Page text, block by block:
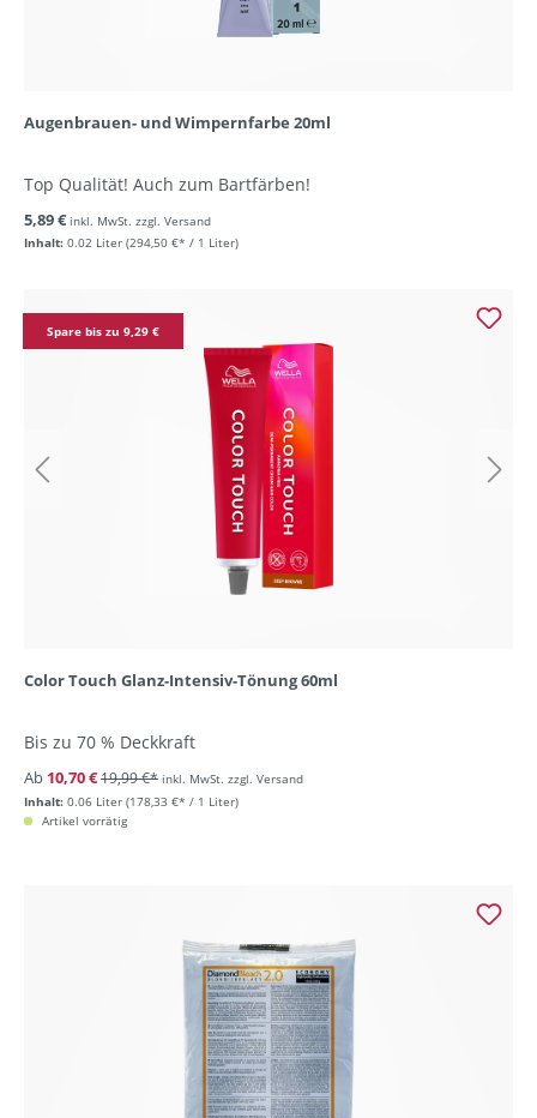
Augenbrauen- und Wimpernfarbe 20ml
Top Qualität! Auch zum Bartfärben!
Inhalt: 0.02 Liter (294,50 €* / 1 Liter)
5,89 € inkl. MwSt. zzgl. Versand
Spare bis zu 9,29 €
Color Touch Glanz-Intensiv-Tönung 60ml
Bis zu 70 % Deckkraft
Inhalt: 0.06 Liter (178,33 €* / 1 Liter)
Ab 10,70 €19,99 €* inkl. MwSt. zzgl. Versand
Artikel vorrätig